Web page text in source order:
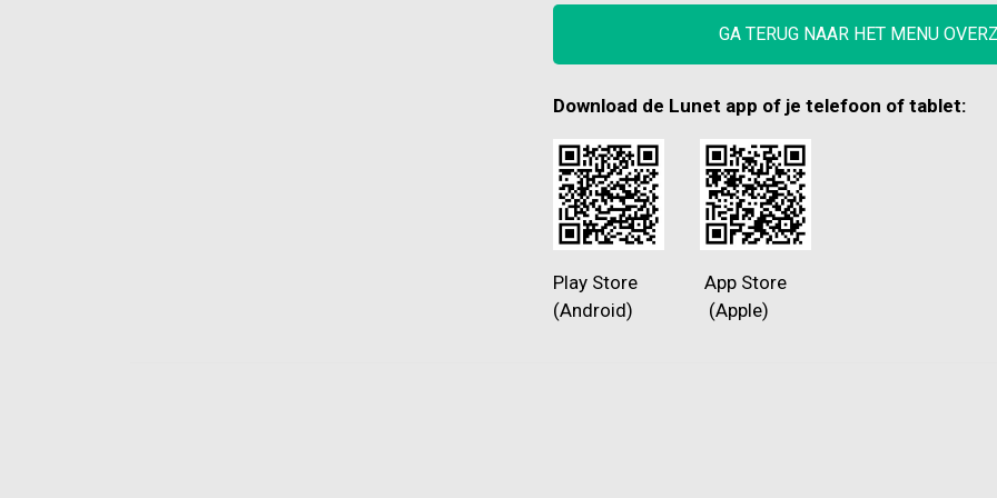
GA TERUG NAAR HET MENU
Download de Lunet app of je telefoon of tablet:
Play Store App Store
(Android) (Apple)